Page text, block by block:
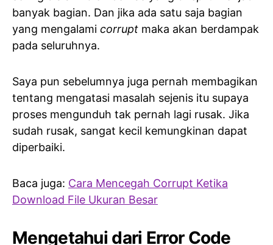
banyak bagian. Dan jika ada satu saja bagian
yang mengalami corrupt maka akan berdampak
pada seluruhnya.
Saya pun sebelumnya juga pernah membagikan
tentang mengatasi masalah sejenis itu supaya
proses mengunduh tak pernah lagi rusak. Jika
sudah rusak, sangat kecil kemungkinan dapat
diperbaiki.
Baca juga: Cara Mencegah Corrupt Ketika
Download File Ukuran Besar
Mengetahui dari Error Code